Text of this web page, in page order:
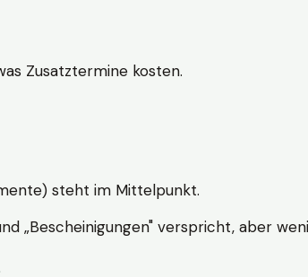
Zusatztermine kosten.
steht im Mittelpunkt.
„Bescheinigungen" verspricht, aber